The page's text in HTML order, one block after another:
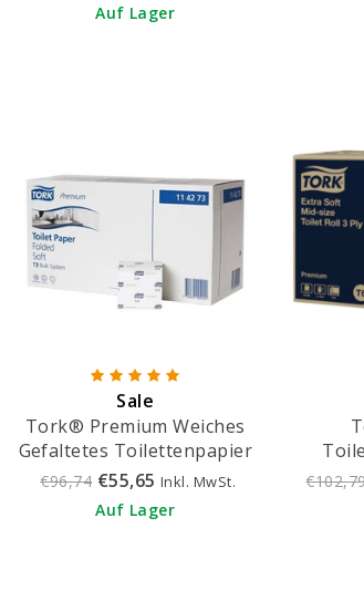
Auf Lager
Sale
Tork® Premium Weiches
Gefaltetes Toilettenpapier
(2-lagig) - 114273
€96,74 €55,65 Inkl. MwSt.
Auf Lager
70